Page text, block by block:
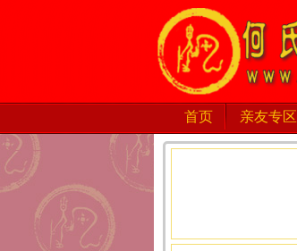
首页 亲友专区